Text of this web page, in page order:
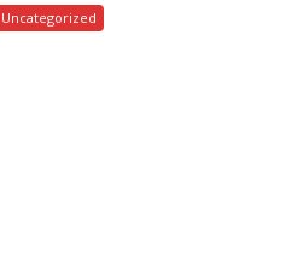
Uncategorized